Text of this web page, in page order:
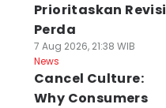
Prioritaskan Revisi
Perda
7 Aug 2026, 21:38 WIB
News
Cancel Culture:
Why Consumers